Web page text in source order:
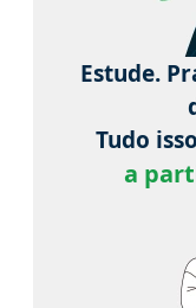
Estude.
Tudo
a